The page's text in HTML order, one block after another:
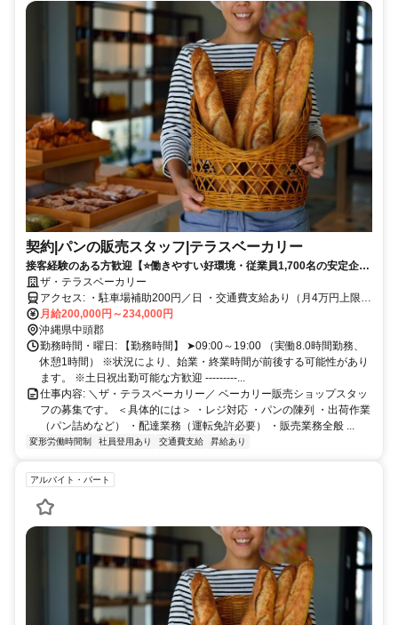
契約|パンの販売スタッフ|テラスベーカリー
接客経験のある方歓迎【⭐️働きやすい好環境・従業員1,700名の安定企業
⭐️】社割あり✅ 充実した福利厚生✅
ザ・テラスベーカリー
アクセス: ・駐車場補助200円／日 ・交通費支給あり（月4万円上限／
規定あり）
月給200,000円～234,000円
沖縄県中頭郡
勤務時間・曜日: 【勤務時間】 ➤09:00～19:00 （実働8.0時間勤務、
休憩1時間） ※状況により、始業・終業時間が前後する可能性があり
ます。 ※土日祝出勤可能な方歓迎 ---------...
仕事内容: ＼ザ・テラスベーカリー／ ベーカリー販売ショップスタッ
フの募集です。 ＜具体的には＞ ・レジ対応 ・パンの陳列 ・出荷作業
（パン詰めなど） ・配達業務（運転免許必要） ・販売業務全般 ...
変形労働時間制 社員登用あり 交通費支給 昇給あり
アルバイト・パート